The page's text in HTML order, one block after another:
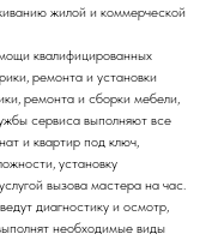
жилой и коммерческой
квалифицированных
ремонта и установки
ремонта и сборки мебели,
сервиса выполняют все
и квартир под ключ,
установку
вызова мастера на час.
диагностику и осмотр,
необходимые виды